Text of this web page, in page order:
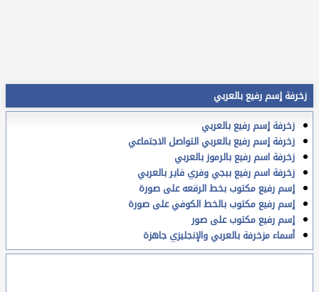
زخرفة إسم رفيع بالعربي
زخرفة إسم رفيع بالعربي
زخرفة إسم رفيع بالعربي التواصل الاجتماعي
زخرفة اسم رفيع بالرموز بالعربي
زخرفة اسم رفيع ببجي وفري فاير بالعربي
إسم رفيع مكتوب بخط الرقعه على صورة
إسم رفيع مكتوب بالخط الكوفي على صورة
إسم رفيع مكتوب على صور
أسماء مزخرفة بالعربي والإنجليزي جاهزة